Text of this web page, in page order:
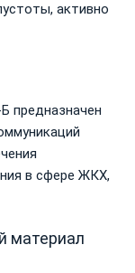
активно
предназначен
в сфере ЖКХ,
материал